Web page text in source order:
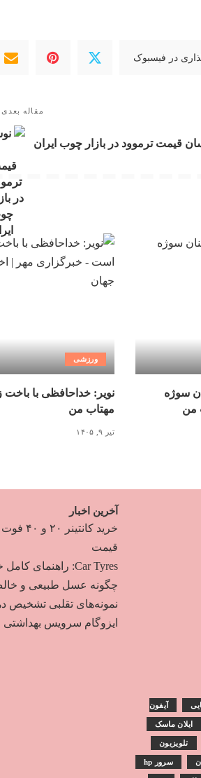
در فیسبوک
مقاله بعدی
قیمت ترموود در بازار چوب ایران
سوژه
من
ورزشی
نویر: خداحافظی با باخت
مهتاب من
تیر ۹, ۱۴۰۵
آخرین اخبار
خرید
قیمت
Car Tyres: راهنمای کامل خرید تایر
چگونه عسل طبیعی و
نمونه‌های تقلبی تشخیص
ایزوگام سرویس بهداشتی
آیفون
ایلان ماسک
تلویزیون
سرور hp